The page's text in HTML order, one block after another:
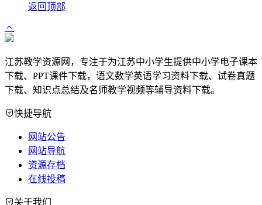
返回顶部
江苏教学资源网，专注于为江苏中小学生提供中小学电子课本
下载、PPT课件下载，语文数学英语学习资料下载、试卷真题
下载、知识点总结及名师教学视频等辅导资料下载。
快捷导航
网站公告
网站导航
资源存档
在线投稿
关于我们